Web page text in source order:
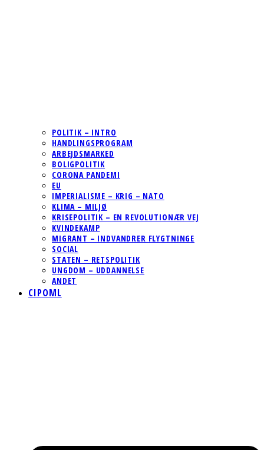
POLITIK – INTRO
HANDLINGSPROGRAM
ARBEJDSMARKED
BOLIGPOLITIK
CORONA PANDEMI
EU
IMPERIALISME – KRIG – NATO
KLIMA – MILJØ
KRISEPOLITIK – EN REVOLUTIONÆR VEJ
KVINDEKAMP
MIGRANT – INDVANDRER FLYGTNINGE
SOCIAL
STATEN – RETSPOLITIK
UNGDOM – UDDANNELSE
ANDET
CIPOML